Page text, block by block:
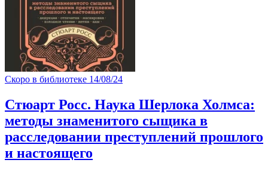
Скоро в библиотеке 14/08/24
Стюарт Росс. Наука Шерлока Холмса:
методы знаменитого сыщика в
расследовании преступлений прошлого
и настоящего